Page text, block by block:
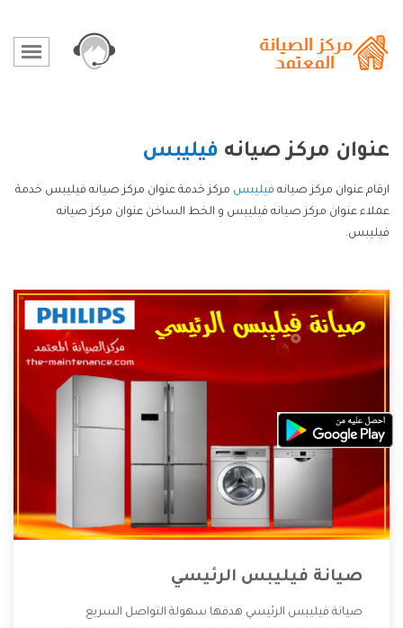
عنوان مركز صيانه فيليبس
ارقام عنوان مركز صيانه فيليبس مركز خدمة عنوان مركز صيانه فيليبس خدمة
عملاء عنوان مركز صيانه فيليبس و الخط الساخن عنوان مركز صيانه
فيليبس.
صيانة فيليبس الرئيسي
صيانة فيليبس الرئيسي هدفها سهولة التواصل السريع